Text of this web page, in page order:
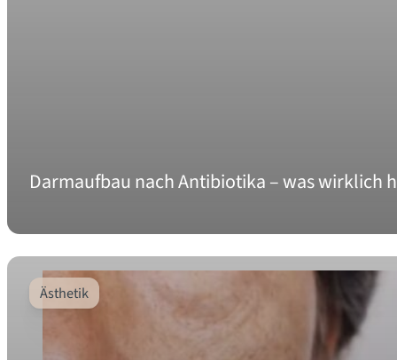
Darmaufbau nach Antibiotika – was wirklich
Ästhetik